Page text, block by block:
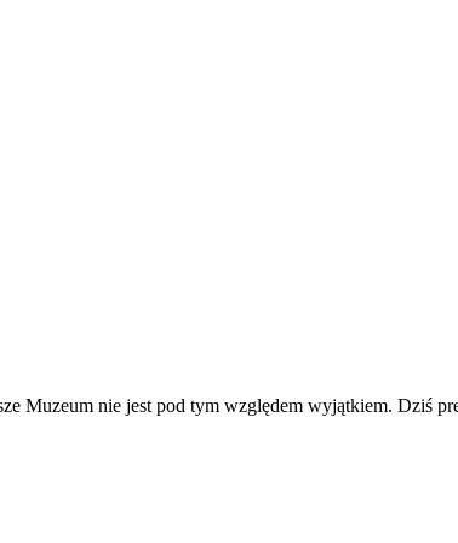
Muzeum nie jest pod tym względem wyjątkiem. Dziś